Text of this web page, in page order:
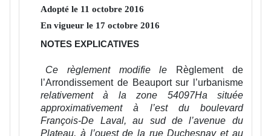
Adopté le 11octobre2016
En vigueur le 17octobre2016
NOTES EXPLICATIVES
Ce règlement modifie le
Règlement de
l’Arrondissement de Beauport sur l’urbanisme
relativement à la zone 54097Ha située
approximativement à l’est du boulevard
François-De Laval, au sud de l’avenue du
Plateau, à l’ouest de la rue Duchesnay et au